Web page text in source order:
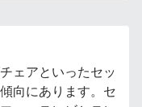
ェアといったセッ
向にあります。セ